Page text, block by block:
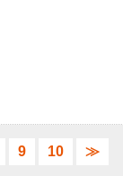
9 10 ≫